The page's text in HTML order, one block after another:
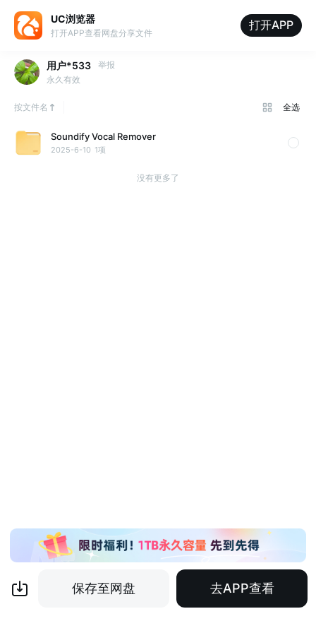
UC浏览器
打开APP查看网盘分享文件
打开APP
用户*533
举报
永久有效
按文件名 全选
Soundify Vocal Remover
2025-6-10 1项
没有更多了
保存至网盘 去APP查看